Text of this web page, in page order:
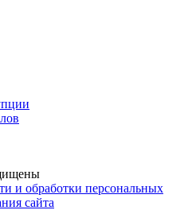
и обработки персональных
сайта